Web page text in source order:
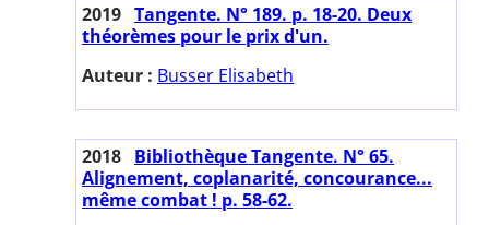
2019 Tangente. N° 189. p. 18-20. Deux
théorèmes pour le prix d'un.
Auteur : Busser Elisabeth
2018 Bibliothèque Tangente. N° 65.
Alignement, coplanarité, concourance...
même combat ! p. 58-62.